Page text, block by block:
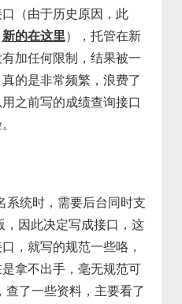
（由于历史原因，此
新的在这里），托管在新
加任何限制，结果被一
的是非常频繁，浪费了
之前写的成绩查询接口
系统时，需要后台同时支
，因此决定写成接口，这
，就写的规范一些咯，
拿不出手，毫无规范可
查了一些资料，主要看了